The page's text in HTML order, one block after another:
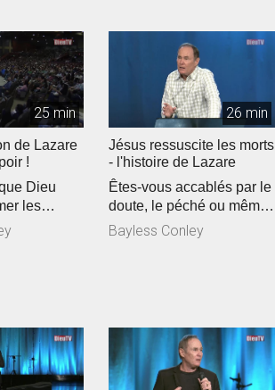
25 min
de Lazare
!
Dieu
les
votr...
26 min
Jésus ressuscite les morts
- l'histoire de Lazare
Êtes-vous accablés par le
doute, le péché ou même
par des problèmes
imposs...
Bayless Conley